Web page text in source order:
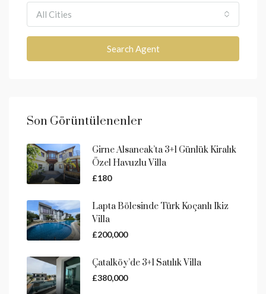
All Cities
Search Agent
Son Görüntülenenler
Girne Alsancak’ta 3+1 Günlük Kiralık
Özel Havuzlu Villa
£180
Lapta Bölesinde Türk Koçanlı Ikiz
Villa
£200,000
Çatalköy’de 3+1 Satılık Villa
£380,000